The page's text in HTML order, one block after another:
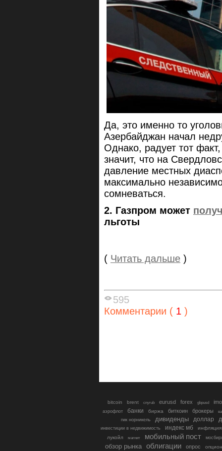
Да, это именно то
Азербайджан начал
Однако, радует тот
значит, что на
давление местных
максимально
сомневаться.
2. Газпром может
льготы
( Читать дальше )
595
Комментарии ( 1 )
bitcoin brent cnyrub eurusd forex gbpusd
аэрофлот банки биржа биткоин брокеры
гмк норникель
дивиденды доллар
инвестиции в недвижимость индекс мб
инфляция
лукойл
магнит мобильный пост
обзор рынка облигации опрос